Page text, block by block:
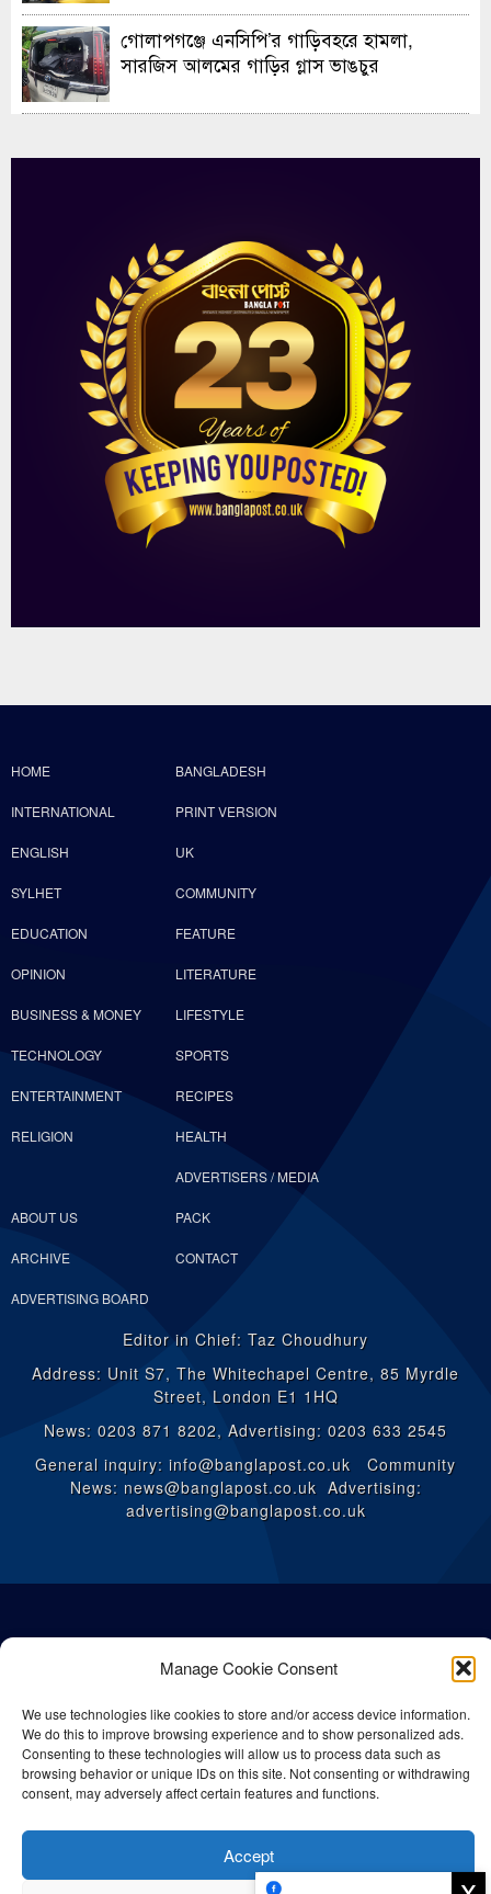
Manage Cookie Consent
We use technologies like cookies to store and/or access device information.
We do this to improve browsing experience and to show personalized ads.
Consenting to these technologies will allow us to process data such as
browsing behavior or unique IDs on this site. Not consenting or withdrawing
consent, may adversely affect certain features and functions.
Accept
গোলাপগঞ্জে এনসিপি’র গাড়িবহরে হামলা,
সারজিস আলমের গাড়ির গ্লাস ভাঙচুর
HOME BANGLADESH
INTERNATIONAL PRINT VERSION
ENGLISH UK
SYLHET COMMUNITY
EDUCATION FEATURE
OPINION LITERATURE
BUSINESS & MONEY LIFESTYLE
TECHNOLOGY SPORTS
ENTERTAINMENT RECIPES
RELIGION HEALTH
ABOUT US
ADVERTISERS / MEDIA
PACK
ARCHIVE CONTACT
ADVERTISING BOARD
Editor in Chief: Taz Choudhury
Address: Unit S7, The Whitechapel Centre, 85 Myrdle
Street, London E1 1HQ
News: 0203 871 8202, Advertising: 0203 633 2545
General inquiry: info@banglapost.co.uk Community
News: news@banglapost.co.uk Advertising:
advertising@banglapost.co.uk
© All rights reserved Bangla Post2026| Any unauthorised use or
reproduction of our content is strictly prohibited.